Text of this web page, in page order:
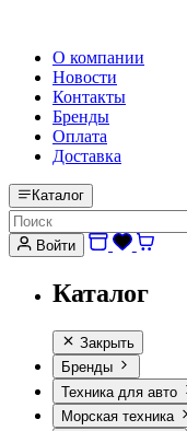
О компании
Новости
Контакты
Бренды
Оплата
Доставка
Каталог
Войти
Каталог
Закрыть
Бренды
Техника для авто
Морская техника